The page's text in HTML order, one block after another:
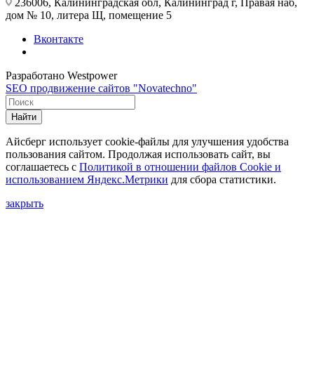
дом № 10, литера Щ, помещение 5
Вконтакте
Разработано Westpower
SEO продвижение сайтов "Novatechno"
Найти
Айсберг использует cookie-файлы для улучшения удобства
пользования сайтом. Продолжая использовать сайт, вы
соглашаетесь с Политикой в отношении файлов Сookie и
использованием Яндекс.Метрики для сбора статистики.
закрыть